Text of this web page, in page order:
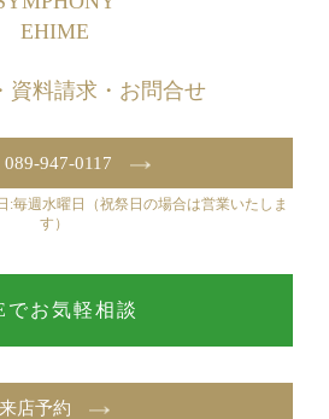
資料請求・お問合せ
089-947-0117
毎週水曜日（祝祭日の場合は営業いたしま
す）
お気軽相談
来店予約